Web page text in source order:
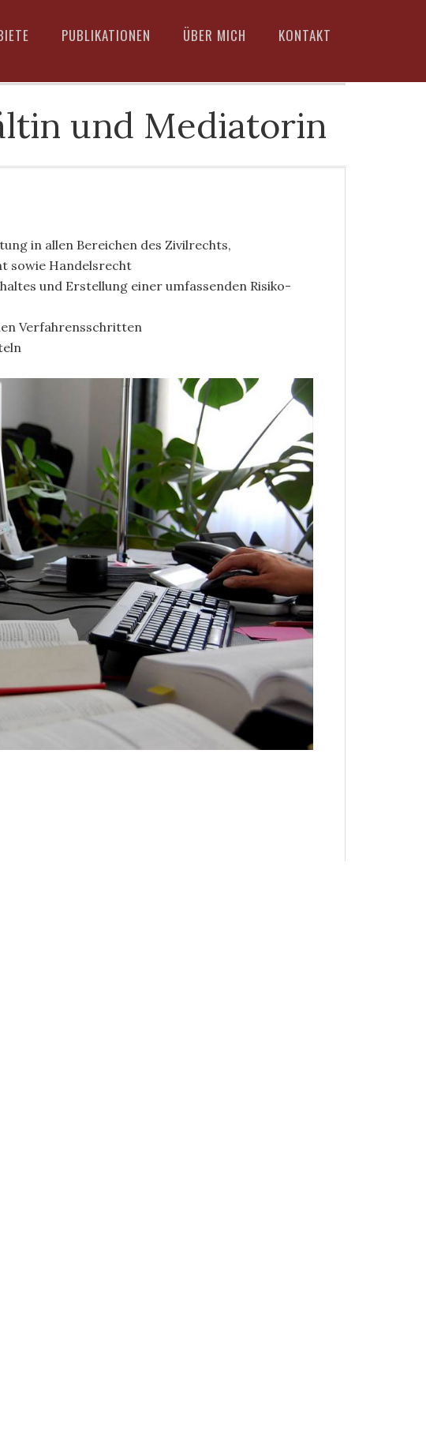
PUBLIKATIONEN ÜBER MICH KONTAKT
und Mediatorin
in allen Bereichen des Zivilrechts,
sowie Handelsrecht
und Erstellung einer umfassenden Risiko-
Verfahrensschritten